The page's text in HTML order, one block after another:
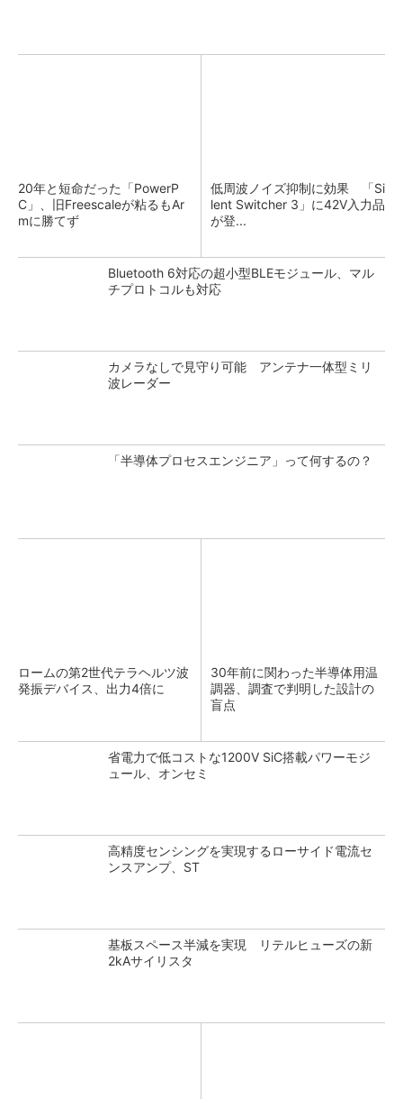
20年と短命だった「PowerP
C」、旧Freescaleが粘るもAr
mに勝てず
低周波ノイズ抑制に効果 「Si
lent Switcher 3」に42V入力品
が登...
Bluetooth 6対応の超小型BLEモジュール、マル
チプロトコルも対応
カメラなしで見守り可能 アンテナ一体型ミリ
波レーダー
「半導体プロセスエンジニア」って何するの？
ロームの第2世代テラヘルツ波
発振デバイス、出力4倍に
30年前に関わった半導体用温
調器、調査で判明した設計の
盲点
省電力で低コストな1200V SiC搭載パワーモジ
ュール、オンセミ
高精度センシングを実現するローサイド電流セ
ンスアンプ、ST
基板スペース半減を実現 リテルヒューズの新
2kAサイリスタ